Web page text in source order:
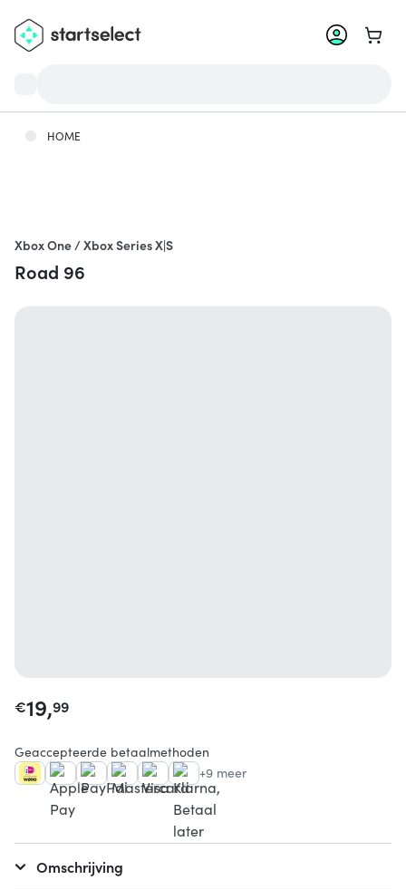
Ga
HOME
Xbox One / Xbox Series X|S
Road 96
€19,99
Geaccepteerde betaalmethoden
+9 meer
Omschrijving